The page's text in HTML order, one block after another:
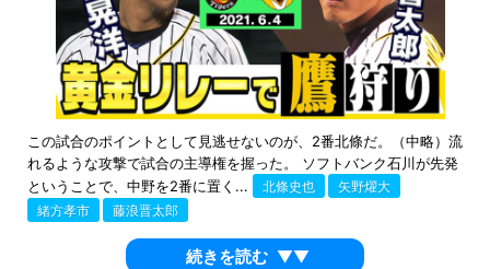
この試合のポイントとして見逃せないのが、2番北條だ。（中略）流
れるような攻撃で試合の主導権を握った。 ソフトバンク石川が先発
ということで、中野を2番に置く...
北條史也
矢野燿大
緒方孝市
藤浪晋太郎
続きを読む ▼▼